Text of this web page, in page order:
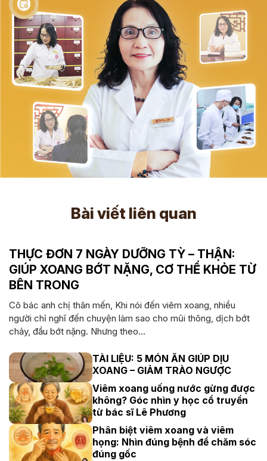
Bài viết liên quan
THỰC ĐƠN 7 NGÀY DƯỠNG TỲ – THẬN:
GIÚP XOANG BỚT NẶNG, CƠ THỂ KHỎE TỪ
BÊN TRONG
Cô bác anh chị thân mến, Khi nói đến viêm xoang, nhiều
người chỉ nghĩ đến chuyện làm sao cho mũi thông, dịch bớt
chảy, đầu bớt nặng. Nhưng theo...
TÀI LIỆU: 5 MÓN ĂN GIÚP DỊU
XOANG – GIẢM TRÀO NGƯỢC
Viêm xoang uống nước gừng được
không? Góc nhìn y học cổ truyền
từ bác sĩ Lê Phương
Phân biệt viêm xoang và viêm
họng: Nhìn đúng bệnh để chăm sóc
đúng gốc